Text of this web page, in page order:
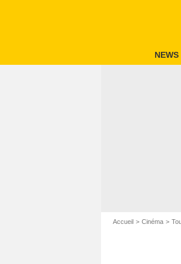
NEWS
Accueil Cinéma